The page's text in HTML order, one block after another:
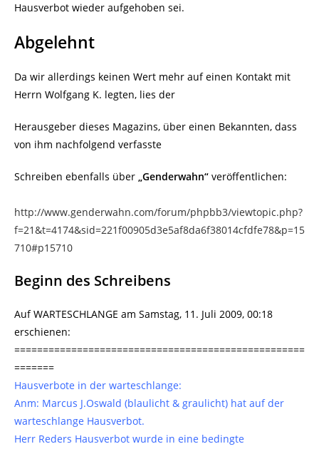
Hausverbot wieder aufgehoben sei.
Abgelehnt
Da wir allerdings keinen Wert mehr auf einen Kontakt mit
Herrn Wolfgang K. legten, lies der
Herausgeber dieses Magazins, über einen Bekannten, dass
von ihm nachfolgend verfasste
Schreiben ebenfalls über „Genderwahn“ veröffentlichen:
http://www.genderwahn.com/forum/phpbb3/viewtopic.php?
f=21&t=4174&sid=221f00905d3e5af8da6f38014cfdfe78&p=15
710#p15710
Beginn des Schreibens
Auf WARTESCHLANGE am Samstag, 11. Juli 2009, 00:18
erschienen:
===================================================
=======
Hausverbote in der warteschlange:
Anm: Marcus J.Oswald (blaulicht & graulicht) hat auf der
warteschlange Hausverbot.
Herr Reders Hausverbot wurde in eine bedingte